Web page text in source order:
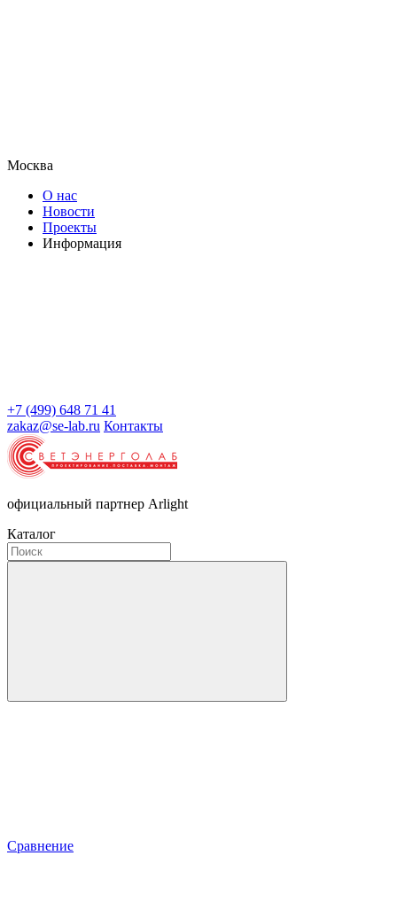
Москва
О нас
Новости
Проекты
Информация
+7 (499) 648 71 41
zakaz@se-lab.ru Контакты
официальный партнер Arlight
Каталог
Сравнение